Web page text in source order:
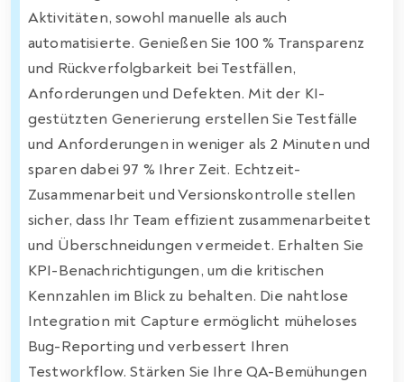
Aktivitäten, sowohl manuelle als auch
automatisierte. Genießen Sie 100 % Transparenz
und Rückverfolgbarkeit bei Testfällen,
Anforderungen und Defekten. Mit der KI-
gestützten Generierung erstellen Sie Testfälle
und Anforderungen in weniger als 2 Minuten und
sparen dabei 97 % Ihrer Zeit. Echtzeit-
Zusammenarbeit und Versionskontrolle stellen
sicher, dass Ihr Team effizient zusammenarbeitet
und Überschneidungen vermeidet. Erhalten Sie
KPI-Benachrichtigungen, um die kritischen
Kennzahlen im Blick zu behalten. Die nahtlose
Integration mit Capture ermöglicht müheloses
Bug-Reporting und verbessert Ihren
Testworkflow. Stärken Sie Ihre QA-Bemühungen